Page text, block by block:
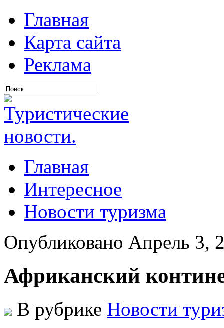
Главная
Карта сайта
Реклама
Главная
Интересное
Новости туризма
Опубликовано Апрель 3,
Африканский
В рубрике Новости